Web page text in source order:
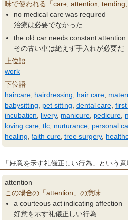
味で使われる「care, attention,
no medical care was required
治療は必要でなかった
the old car needs constant attention
その古い車は絶えず手入れが必要だ
上位語
work
下位語
haircare hairdressing hair care
babysitting
pet sitting dental care first
incubation
livery, manicure pedicure
loving care tlc nurturance personal
healing faith cure tree surgery,
「好意を示す礼儀正しい行為」という
attention
この場合の「attention」の意味
a courteous act indicating affection
好意を示す礼儀正しい行為